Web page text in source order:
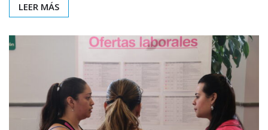
LEER MÁS